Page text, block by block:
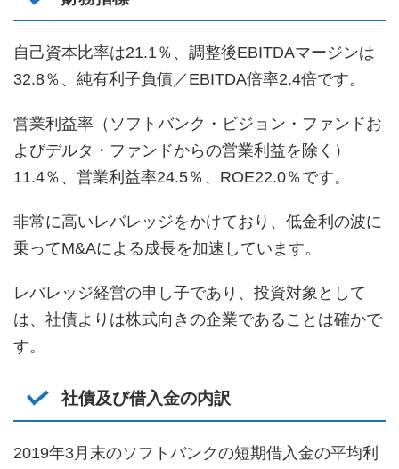
自己資本比率は21.1％、調整後EBITDAマージンは
32.8％、純有利子負債／EBITDA倍率2.4倍です。
営業利益率（ソフトバンク・ビジョン・ファンドお
よびデルタ・ファンドからの営業利益を除く）
11.4％、営業利益率24.5％、ROE22.0％です。
非常に高いレバレッジをかけており、低金利の波に
乗ってM&Aによる成長を加速しています。
レバレッジ経営の申し子であり、投資対象として
は、社債よりは株式向きの企業であることは確かで
す。
社債及び借入金の内訳
2019年3月末のソフトバンクの短期借入金の平均利